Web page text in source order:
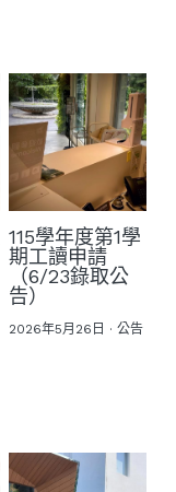
115學年度第1學
期工讀申請
（6/23錄取公
告）
2026年5月26日 · 公告